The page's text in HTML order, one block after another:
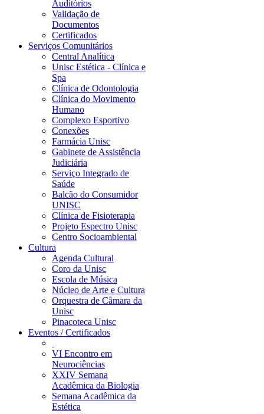
Auditórios
Validação de
Documentos
Certificados
Serviços Comunitários
Central Analítica
Unisc Estética - Clínica e
Spa
Clínica de Odontologia
Clínica do Movimento
Humano
Complexo Esportivo
Conexões
Farmácia Unisc
Gabinete de Assistência
Judiciária
Serviço Integrado de
Saúde
Balcão do Consumidor
UNISC
Clínica de Fisioterapia
Projeto Espectro Unisc
Centro Socioambiental
Cultura
Agenda Cultural
Coro da Unisc
Escola de Música
Núcleo de Arte e Cultura
Orquestra de Câmara da
Unisc
Pinacoteca Unisc
Eventos / Certificados
VI Encontro em
Neurociências
XXIV Semana
Acadêmica da Biologia
Semana Acadêmica da
Estética